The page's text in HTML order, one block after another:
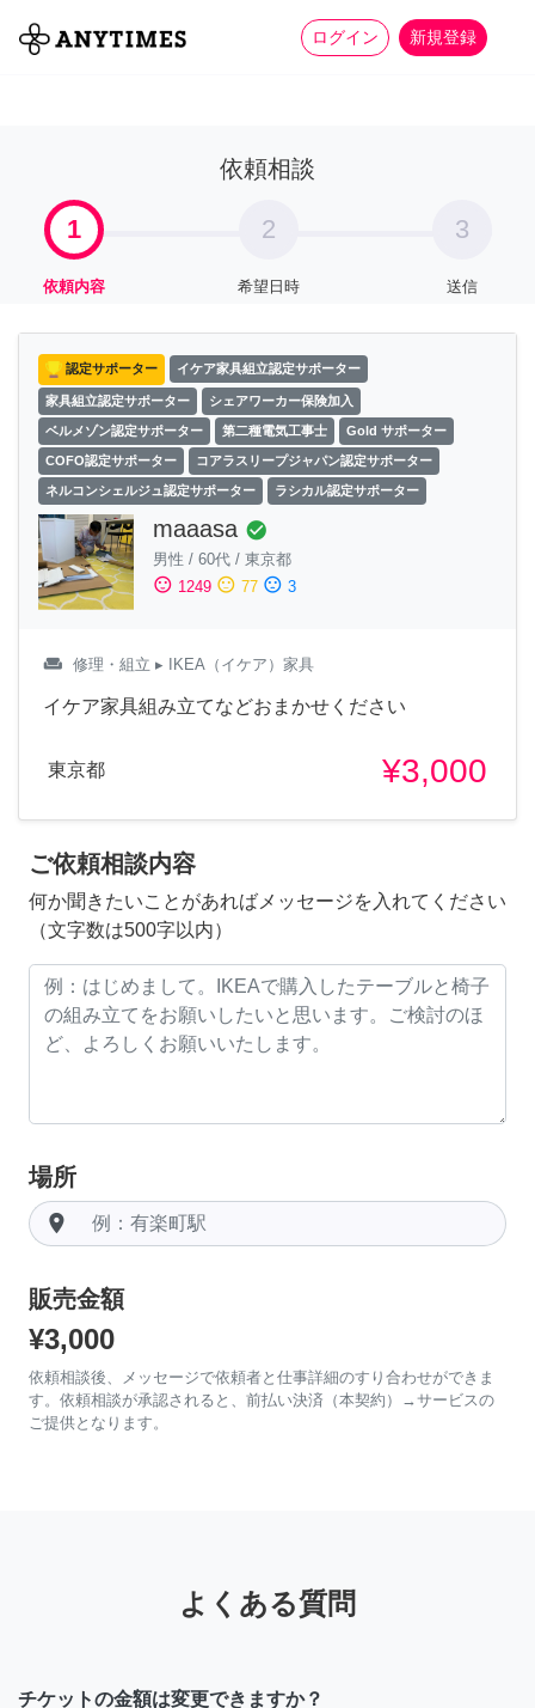
ログイン 新規登録
全て 家事 more_horiz
依頼相談
1
依頼内容
2
希望日時
3
送信
認定サポーター イケア家具組立認定サポーター
家具組立認定サポーター シェアワーカー保険加入
ベルメゾン認定サポーター 第二種電気工事士 Gold サポーター
COFO認定サポーター コアラスリープジャパン認定サポーター
ネルコンシェルジュ認定サポーター ラシカル認定サポーター
maaasa check_circle
男性 / 60代 / 東京都
sentiment_satisfied 1249 sentiment_neutral 77 sentiment_dissatisfied 3
weekend 修理・組立 ▸ IKEA（イケア）家具
イケア家具組み立てなどおまかせください
東京都 ¥3,000
ご依頼相談内容
何か聞きたいことがあればメッセージを入れてください
（文字数は500字以内）
場所
room
販売金額
¥3,000
依頼相談後、メッセージで依頼者と仕事詳細のすり合わせができま
す。依頼相談が承認されると、前払い決済（本契約）→サービスの
ご提供となります。
よくある質問
チケットの金額は変更できますか？